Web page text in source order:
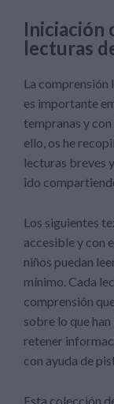
Iniciación
lecturas
La comprensión
es importante
tempranas y
ello, os he
lecturas breves
ido
Los siguientes
accesible y con
niños puedan
mínimo. Cada
comprensión
sobre lo que
retener
con ayuda de
Esta colección